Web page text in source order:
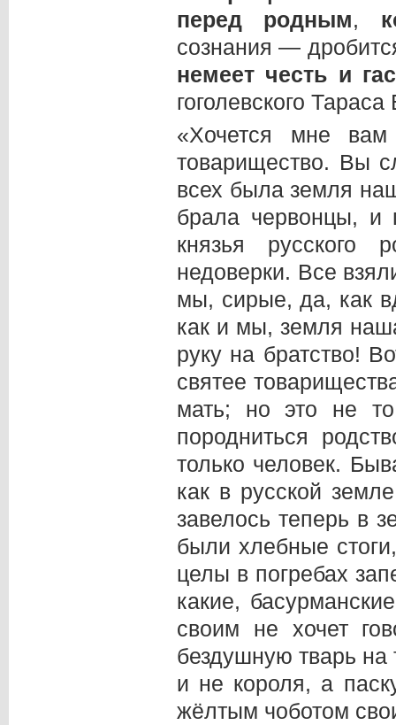
перед родным,
сознания —
немеет честь и
гоголевского
«Хочется мне
товарищество. Вы
всех была земля
брала червонцы,
князья русского
недоверки. Все
мы, сирые, да, как
как и мы, земля
руку на братство!
святее
мать; но это не
породниться
только человек.
как в русской
завелось теперь в
были хлебные
целы в погребах
какие,
своим не хочет
бездушную тварь на
и не короля, а
жёлтым чоботом